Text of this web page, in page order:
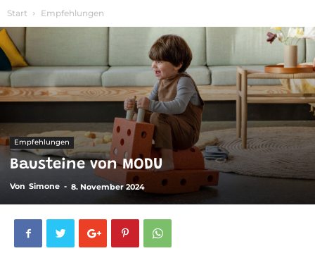
Start Empfehlungen
Empfehlungen
Bausteine von MODU
Von Simone - 8. November 2024